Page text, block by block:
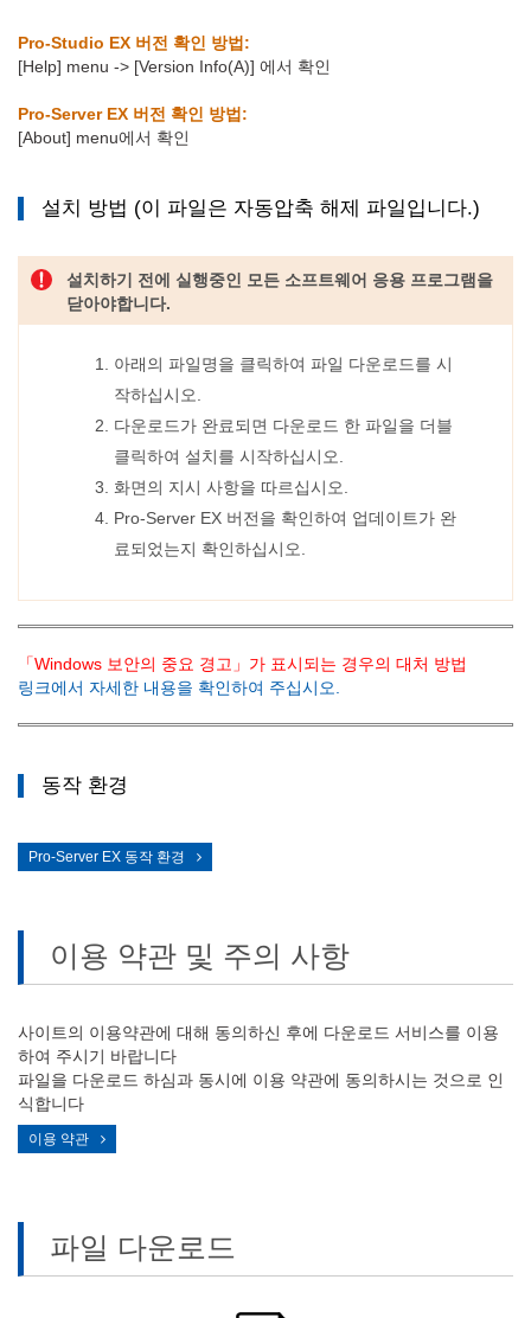
Pro-Studio EX 버전 확인 방법:
[Help] menu -> [Version Info(A)] 에서 확인
Pro-Server EX 버전 확인 방법:
[About] menu에서 확인
설치 방법 (이 파일은 자동압축 해제 파일입니다.)
설치하기 전에 실행중인 모든 소프트웨어 응용 프로그램을
닫아야합니다.
아래의 파일명을 클릭하여 파일 다운로드를 시
작하십시오.
다운로드가 완료되면 다운로드 한 파일을 더블
클릭하여 설치를 시작하십시오.
화면의 지시 사항을 따르십시오.
Pro-Server EX 버전을 확인하여 업데이트가 완
료되었는지 확인하십시오.
「Windows 보안의 중요 경고」가 표시되는 경우의 대처 방법
링크에서 자세한 내용을 확인하여 주십시오.
동작 환경
Pro-Server EX 동작 환경
이용 약관 및 주의 사항
사이트의 이용약관에 대해 동의하신 후에 다운로드 서비스를 이용
하여 주시기 바랍니다
파일을 다운로드 하심과 동시에 이용 약관에 동의하시는 것으로 인
식합니다
이용 약관
파일 다운로드